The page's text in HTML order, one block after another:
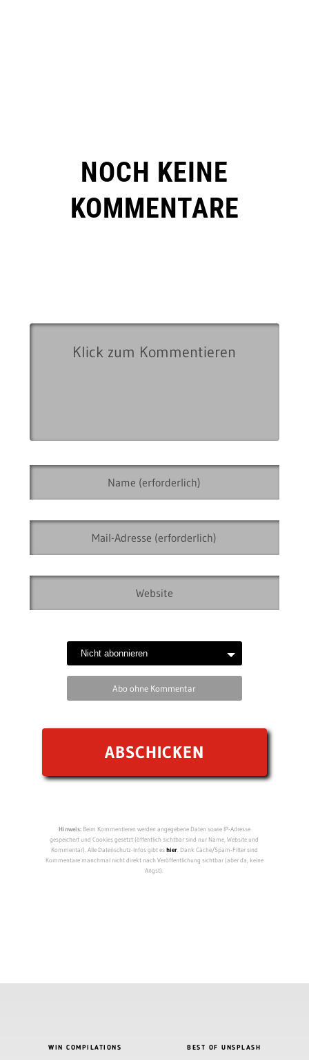
NOCH KEINE
KOMMENTARE
Abo ohne Kommentar
Hinweis:Beim Kommentieren werden angegebene Daten sowie IP-Adresse
gespeichert und Cookies gesetzt (öffentlich sichtbar sind nur Name, Website und
Kommentar). Alle Datenschutz-Infos gibt eshier. Dank Cache/Spam-Filter sind
Kommentare manchmal nicht direkt nach Veröffentlichung sichtbar (aber da, keine
Angst).
WIN COMPILATIONS BEST OF UNSPLASH